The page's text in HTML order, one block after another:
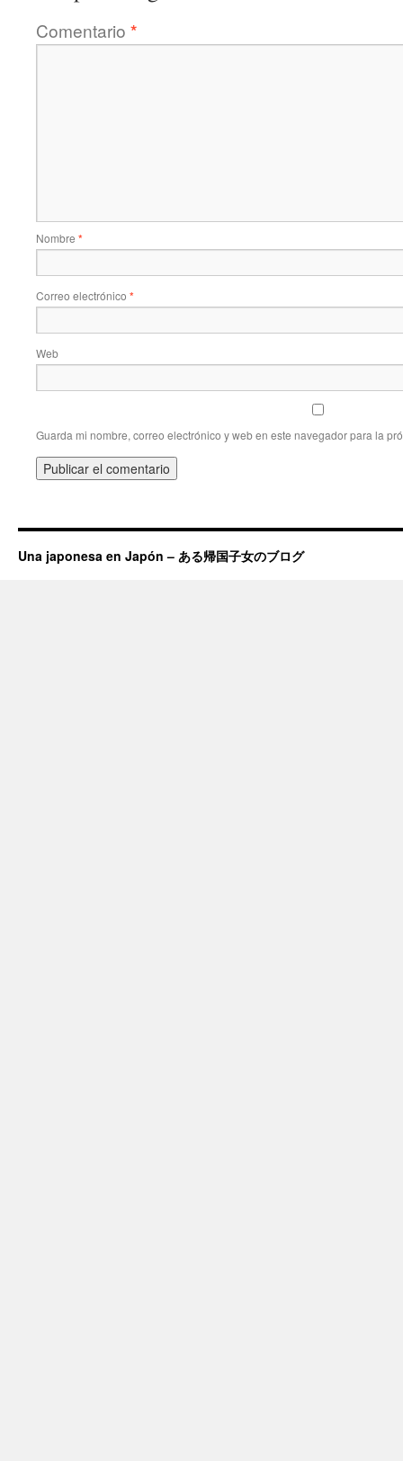
Comentario *
Nombre *
Correo electrónico *
Web
Guarda mi nombre, correo electrónico y web en este navegador para la
Una japonesa en Japón – ある帰国子女のブログ